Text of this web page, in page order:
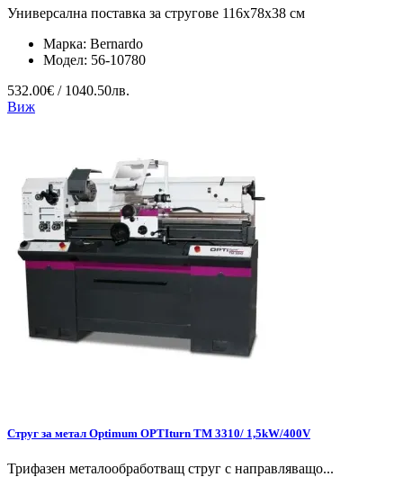
Универсална поставка за стругове 116х78х38 см
Марка: Bernardo
Модел: 56-10780
532.00€ / 1040.50лв.
Виж
Струг за метал Optimum OPTIturn ТМ 3310/ 1,5kW/400V
Трифазен металообработващ струг с направляващо...